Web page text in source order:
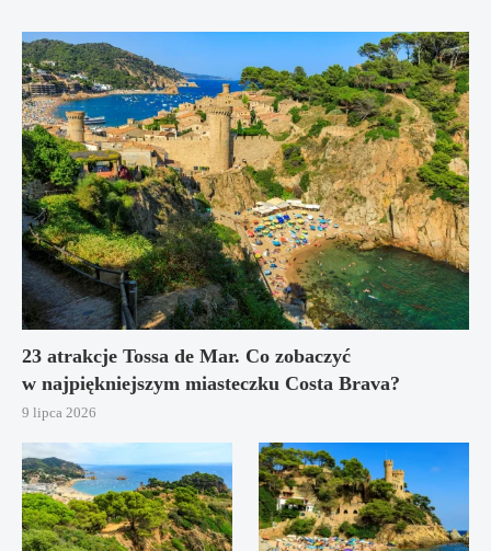
23 atrakcje Tossa de Mar. Co zobaczyć
w najpiękniejszym miasteczku Costa Brava?
9 lipca 2026